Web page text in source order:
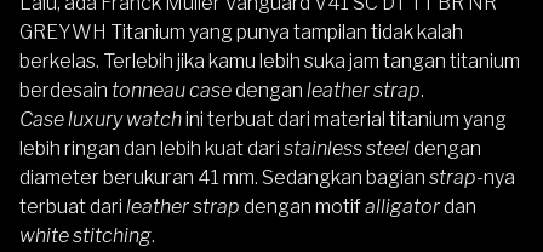
GREYWH Titanium yang punya tampilan tidak kalah
berkelas. Terlebih jika kamu lebih suka jam tangan titanium
berdesain tonneau casedengan leather strap.
Caseluxury watchini terbuat dari material titanium yang
lebih ringan dan lebih kuat dari stainless steeldengan
diameter berukuran 41 mm. Sedangkan bagian strap-nya
terbuat dari leather strap dengan motifalligatordan
white stitching.